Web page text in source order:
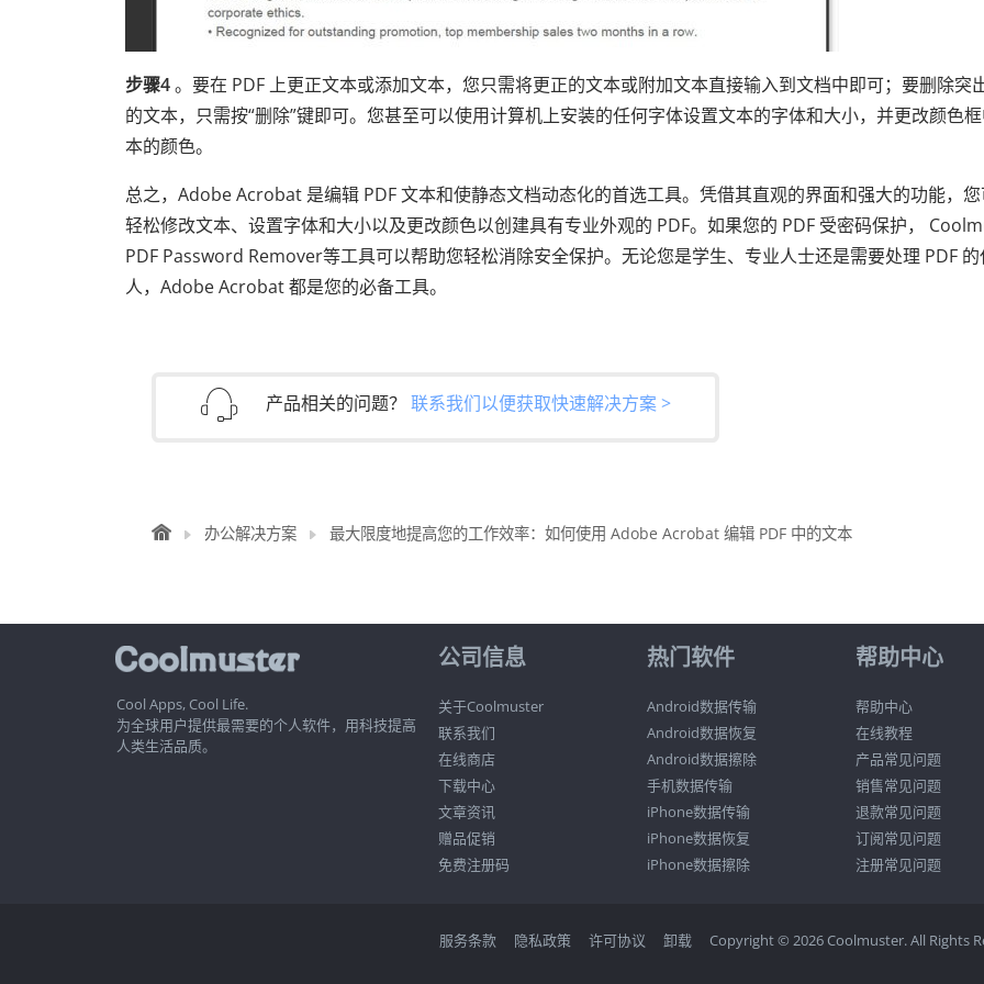
步骤4。要在 PDF 上更正文本或添加文本，您只需将更正的文本或附加文本直接输入到文档中即可；要删除突
的文本，只需按“删除”键即可。您甚至可以使用计算机上安装的任何字体设置文本的字体和大小，并更改颜色
本的颜色。
总之，Adobe Acrobat 是编辑 PDF 文本和使静态文档动态化的首选工具。凭借其直观的界面和强大的功能，
轻松修改文本、设置字体和大小以及更改颜色以创建具有专业外观的 PDF。如果您的 PDF 受密码保护，
PDF Password Remover等工具可以帮助您轻松消除安全保护。无论您是学生、专业人士还是需要处理 PDF
人，Adobe Acrobat 都是您的必备工具。
产品相关的问题？ 联系我们以便获取快速解决方案 >
办公解决方案 最大限度地提高您的工作效率：如何使用 Adob​​e Acrobat 编辑 PDF 中的文本
Cool Apps, Cool Life.
为全球用户提供最需要的个人软件，用科技提高
人类生活品质。
公司信息
关于Coolmuster
联系我们
在线商店
下载中心
文章资讯
赠品促销
免费注册码
热门软件
Android数据传输
Android数据恢复
Android数据擦除
手机数据传输
iPhone数据传输
iPhone数据恢复
iPhone数据擦除
帮助中心
帮助中心
在线教程
产品常见问题
销售常见问题
退款常见问题
订阅常见问题
注册常见问题
服务条款 隐私政策 许可协议 卸载 Copyright © 2026 Coolmuster. All Rights